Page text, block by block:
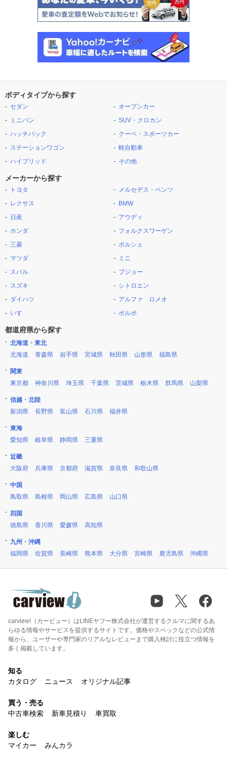
ボディタイプから探す
セダン
ミニバン
ハッチバック
ステーションワゴン
ハイブリッド
オープンカー
SUV・クロカン
クーペ・スポーツカー
軽自動車
その他
メーカーから探す
トヨタ
レクサス
日産
ホンダ
三菱
マツダ
スバル
スズキ
ダイハツ
いすゞ
メルセデス・ベンツ
BMW
アウディ
フォルクスワーゲン
ポルシェ
ミニ
プジョー
シトロエン
アルファ ロメオ
ボルボ
都道府県から探す
北海道・東北
北海道
青森県 岩手県 宮城県 秋田県 山形県 福島県
関東
東京都
神奈川県 埼玉県 千葉県 茨城県 栃木県 群馬県 山梨県
信越・北陸
新潟県
長野県 富山県 石川県 福井県
東海
愛知県
岐阜県 静岡県 三重県
近畿
大阪府
兵庫県 京都府 滋賀県 奈良県 和歌山県
中国
鳥取県
島根県 岡山県 広島県 山口県
四国
徳島県
香川県 愛媛県 高知県
九州・沖縄
福岡県
佐賀県 長崎県 熊本県 大分県 宮崎県 鹿児島県 沖縄県
carview!（カービュー）はLINEヤフー株式会社が運営するクルマに関するあ
らゆる情報やサービスを提供するサイトです。価格やスペックなどの公式情
報から、ユーザーや専門家のリアルなレビューまで購入検討に役立つ情報を
多く掲載しています。
知る
カタログ
ニュース オリジナル記事
買う・売る
中古車検索
新車見積り 車買取
楽しむ
マイカー
みんカラ